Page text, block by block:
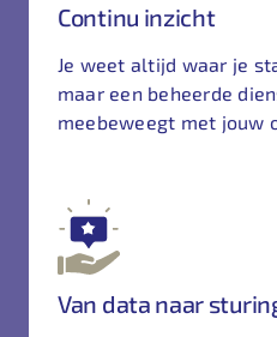
Continu inzicht
Je weet altijd waar je
maar een beheerde
meebeweegt met jouw
Van data naar